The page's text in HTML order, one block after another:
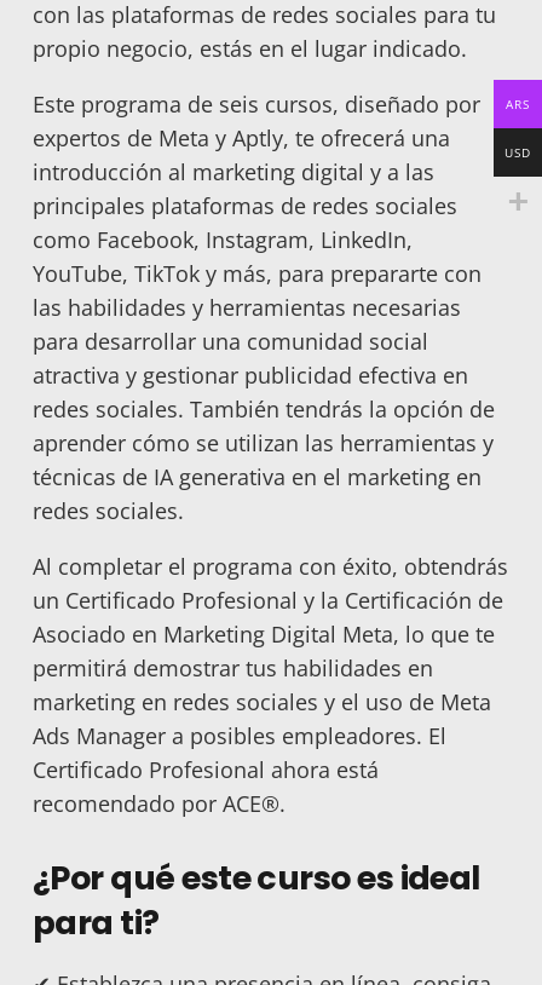
con las plataformas de redes sociales para tu
propio negocio, estás en el lugar indicado.
Este programa de seis cursos, diseñado por
expertos de Meta y Aptly, te ofrecerá una
introducción al marketing digital y a las
principales plataformas de redes sociales
como Facebook, Instagram, LinkedIn,
YouTube, TikTok y más, para prepararte con
las habilidades y herramientas necesarias
para desarrollar una comunidad social
atractiva y gestionar publicidad efectiva en
redes sociales. También tendrás la opción de
aprender cómo se utilizan las herramientas y
técnicas de IA generativa en el marketing en
redes sociales.
Al completar el programa con éxito, obtendrás
un Certificado Profesional y la Certificación de
Asociado en Marketing Digital Meta, lo que te
permitirá demostrar tus habilidades en
marketing en redes sociales y el uso de Meta
Ads Manager a posibles empleadores. El
Certificado Profesional ahora está
recomendado por ACE®.
¿Por qué este curso es ideal
para ti?
ARS
USD